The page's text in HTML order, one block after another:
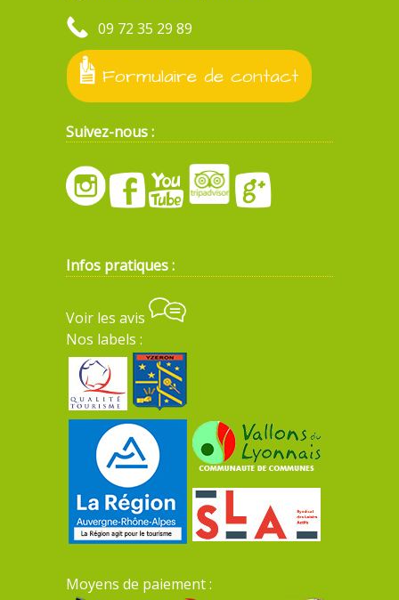
09 72 35 29 89
Formulaire de contact
Suivez-nous :
Infos pratiques :
Voir les avis
Nos labels :
Moyens de paiement :